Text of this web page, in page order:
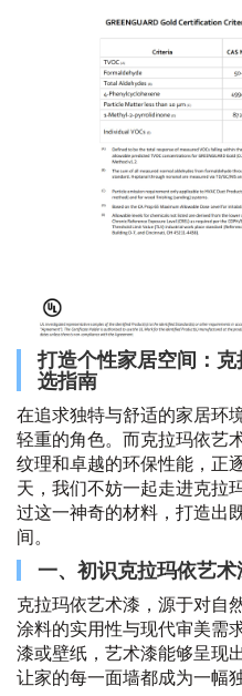
打造个性家居空间：
选指南
在追求独特与舒适的家居环
轻重的角色。而克拉玛依艺
纹理和卓越的环保性能，正
天，我们不妨一起走进克拉
过这一神奇的材料，打造出
间。
一、初识克拉玛依艺术
克拉玛依艺术漆，源于对自
涂料的实用性与现代审美需
漆或壁纸，艺术漆能够呈现
让家的每一面墙都成为一幅